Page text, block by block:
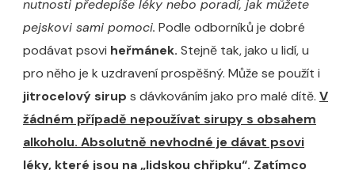
nutnosti předepíše léky nebo poradí, jak můžete
pejskovi sami pomoci. Podle odborníků je dobré
podávat psovi heřmánek. Stejně tak, jako u lidí, u
pro něho je k uzdravení prospěšný. Může se použít i
jitrocelový sirup s dávkováním jako pro malé dítě. V
žádném případě nepoužívat sirupy s obsahem
alkoholu. Absolutně nevhodné je dávat psovi
léky, které jsou na „lidskou chřipku“. Zatímco